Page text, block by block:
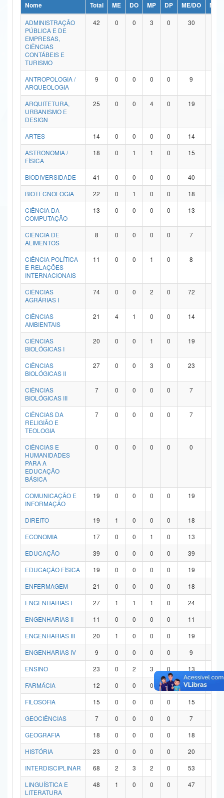
Ministério da Ciência, Tecnologia, Inovações e Comunicações
Ministério do Meio Ambiente
Ministério do Turismo
Ministério do Desenvolvimento Regional
Controladoria-Geral da União
Ministério da Mulher, da Família e dos Direitos Humanos
Secretaria de Governo
Advocacia-Geral da União
Banco Central do Brasil
Nome Total ME DO MP DP ME/DO
MP/
ADMINISTRAÇÃO
PÚBLICA E DE
EMPRESAS,
CIÊNCIAS
CONTÁBEIS E
TURISMO
42 0 0 3 0 30
ANTROPOLOGIA /
ARQUEOLOGIA
9 0 0 0 0 9
ARQUITETURA,
URBANISMO E
DESIGN
25 0 0 4 0 19
ARTES 14 0 0 0 0 14
ASTRONOMIA /
FÍSICA
18 0 1 1 0 15
BIODIVERSIDADE 41 0 0 0 0 40
BIOTECNOLOGIA
22 0 1 0 0 18
CIÊNCIA DA
COMPUTAÇÃO
13 0 0 0 0 13
CIÊNCIA DE
ALIMENTOS
8 0 0 0 0 7
CIÊNCIA POLÍTICA
E RELAÇÕES
INTERNACIONAIS
11 0 0 1 0 8
CIÊNCIAS
AGRÁRIAS I
74 0 0 2 0 72
CIÊNCIAS
AMBIENTAIS
21 4 1 0 0 14
CIÊNCIAS
BIOLÓGICAS I
20 0 0 1 0 19
CIÊNCIAS
BIOLÓGICAS II
27 0 0 3 0 23
CIÊNCIAS
BIOLÓGICAS III
7 0 0 0 0 7
CIÊNCIAS DA
RELIGIÃO E
TEOLOGIA
7 0 0 0 0 7
CIÊNCIAS E
HUMANIDADES
PARA A
EDUCAÇÃO
BÁSICA
0 0 0 0 0 0
COMUNICAÇÃO E
INFORMAÇÃO
19 0 0 0 0 19
DIREITO 19 1 0 0 0 18
ECONOMIA
17 0 0 1 0 13
EDUCAÇÃO
39 0 0 0 0 39
EDUCAÇÃO FÍSICA
19 0 0 0 0 19
ENFERMAGEM
21 0 0 0 0 18
ENGENHARIAS I
27 1 1 1 0 24
ENGENHARIAS II
11 0 0 0 0 11
ENGENHARIAS III
20 1 0 0 0 19
ENGENHARIAS IV
9 0 0 0 0 9
ENSINO
23 0 2 3 0 13
FARMÁCIA
12 0 0 0 0 12
FILOSOFIA
15 0 0 0 0 15
GEOCIÊNCIAS
7 0 0 0 0 7
GEOGRAFIA
18 0 0 0 0 18
HISTÓRIA
23 0 0 0 0 20
INTERDISCIPLINAR
68 2 3 2 0 53
LINGUÍSTICA E
LITERATURA
48 1 0 0 0 47